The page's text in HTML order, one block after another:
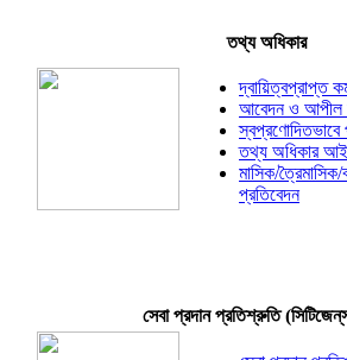
তথ্য অধিকার
দ্বায়িত্বপ্রাপ্ত
আবেদন ও আপীল
তথ্য অধিকার
মাসিক/ত্রৈমাসিক/
প্রতিবেদন
সেবা প্রদান প্রতিশ্রুতি (সিটিজেন্‌স